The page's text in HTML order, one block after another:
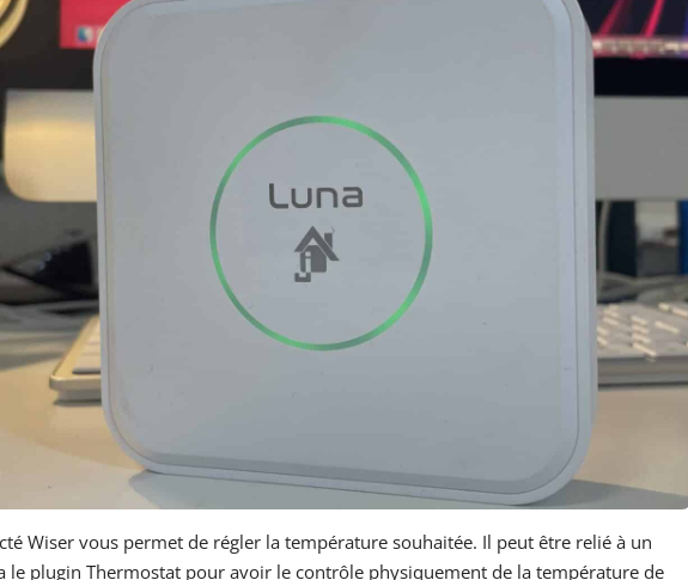
Wiser vous permet de régler la température souhaitée. Il peut être relié à un
le plugin Thermostat pour avoir le contrôle physiquement de la température de